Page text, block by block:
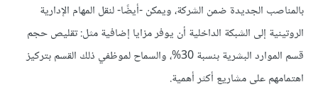
بالمناصب الجديدة ضمن الشركة، ويمكن -أيضًا- لنقل المهام الإدارية
الروتينية إلى الشبكة الداخلية أن يوفر مزايا إضافية مثل: تقليص حجم
قسم الموارد البشرية بنسبة 30%، والسماح لموظفي ذلك القسم بتركيز
اهتمامهم على مشاريع أكثر أهمية.